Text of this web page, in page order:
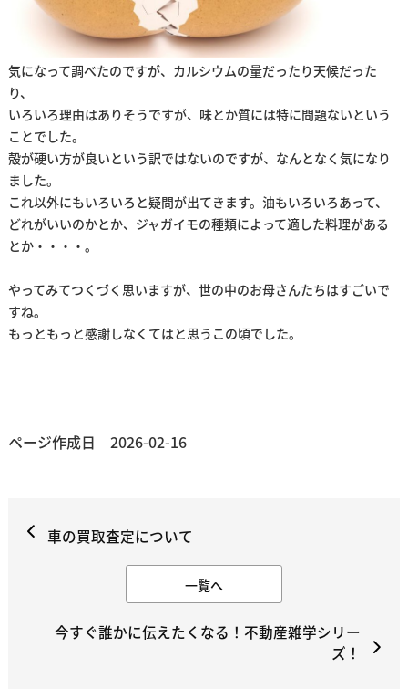
気になって調べたのですが、カルシウムの量だったり天候だった
り、
いろいろ理由はありそうですが、味とか質には特に問題ないという
ことでした。
殻が硬い方が良いという訳ではないのですが、なんとなく気になり
ました。
これ以外にもいろいろと疑問が出てきます。油もいろいろあって、
どれがいいのかとか、ジャガイモの種類によって適した料理がある
とか・・・・。
やってみてつくづく思いますが、世の中のお母さんたちはすごいで
すね。
もっともっと感謝しなくてはと思うこの頃でした。
ページ作成日 2026-02-16
車の買取査定について
一覧へ
今すぐ誰かに伝えたくなる！不動産雑学シリー
ズ！